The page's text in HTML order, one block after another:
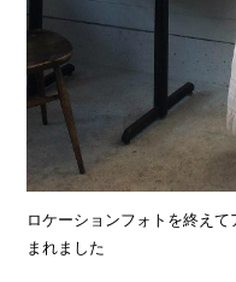
ロケーションフォトを終え
まれました